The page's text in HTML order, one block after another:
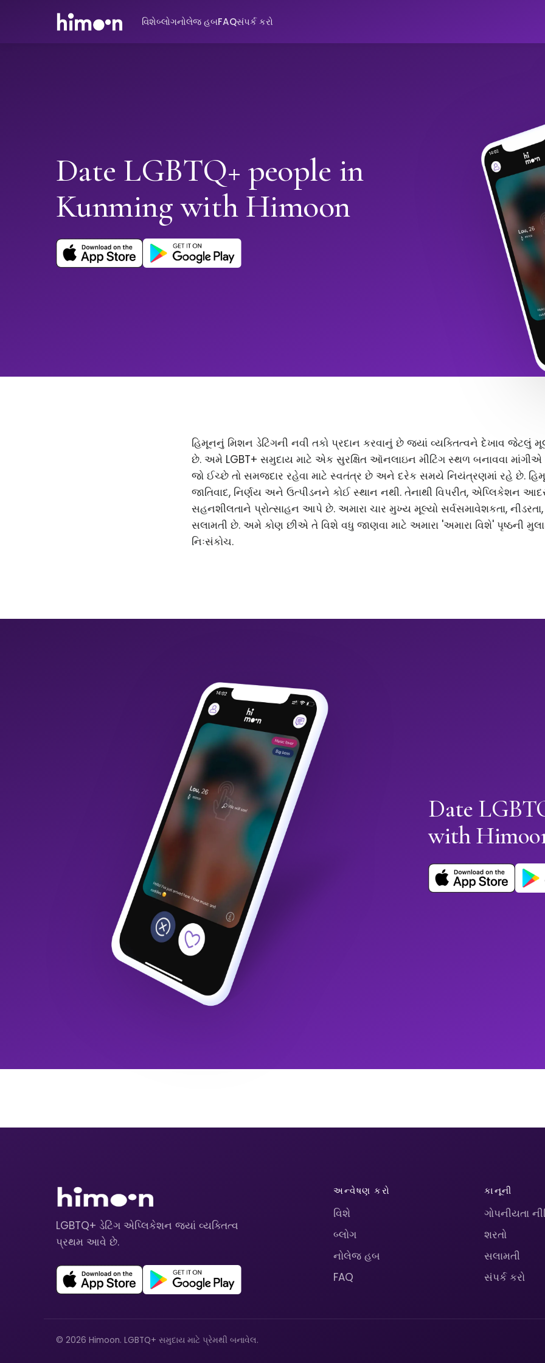
વિશેબ્લોગનોલેજ હબFAQસંપર્ક કરો
Date LGBTQ+ people in
Kunming with Himoon
હિમૂનનું મિશન ડેટિંગની નવી તકો પ્રદાન કરવાનું છે જ્યાં વ્યક્તિત્વને દેખાવ
છે. અમે LGBT+ સમુદાય માટે એક સુરક્ષિત ઑનલાઇન મીટિંગ સ્થળ બનાવવા માંગીએ
જો ઈચ્છે તો સમજદાર રહેવા માટે સ્વતંત્ર છે અને દરેક સમયે નિયંત્રણમાં રહે છે.
જાતિવાદ, નિર્ણય અને ઉત્પીડનને કોઈ સ્થાન નથી. તેનાથી વિપરીત, એપ્લિકેશન
સહનશીલતાને પ્રોત્સાહન આપે છે. અમારા ચાર મુખ્ય મૂલ્યો સર્વસમાવેશકતા,
સલામતી છે. અમે કોણ છીએ તે વિશે વધુ જાણવા માટે અમારા 'અમારા વિશે' પૃષ્ઠની
નિઃસંકોચ.
Date
with
LGBTQ+ ડેટિંગ એપ્લિકેશન જ્યાં વ્યક્તિત્વ
પ્રથમ આવે છે.
અન્વેષણ કરો
વિશે
બ્લોગ
નોલેજ હબ
FAQ
કાનૂની
ગોપનીયતા
શરતો
સલામતી
સંપર્ક કરો
© 2026 Himoon. LGBTQ+ સમુદાય માટે પ્રેમથી બનાવેલ.